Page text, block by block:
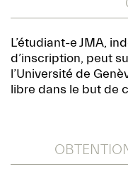
L’étudiant-e JMA,
d’inscription, peut
l’Université de
libre dans le but de